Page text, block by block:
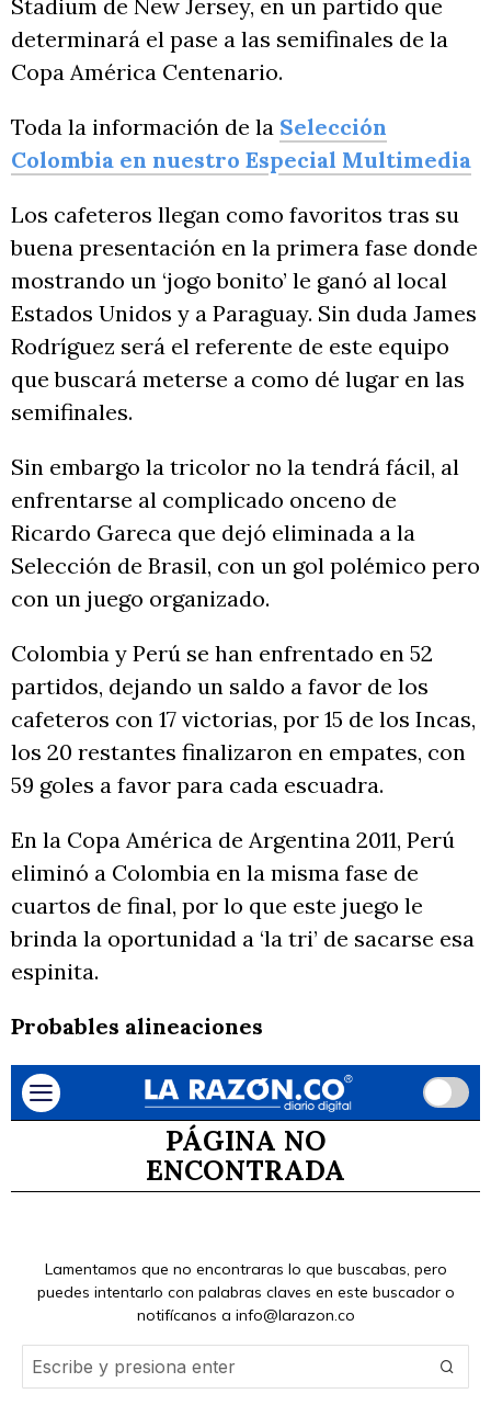
Stadium de New Jersey, en un partido que
determinará el pase a las semifinales de la
Copa América Centenario.
Toda la información de la Selección
Colombia en nuestro Especial Multimedia
Los cafeteros llegan como favoritos tras su
buena presentación en la primera fase donde
mostrando un ‘jogo bonito’ le ganó al local
Estados Unidos y a Paraguay. Sin duda James
Rodríguez será el referente de este equipo
que buscará meterse a como dé lugar en las
semifinales.
Sin embargo la tricolor no la tendrá fácil, al
enfrentarse al complicado onceno de
Ricardo Gareca que dejó eliminada a la
Selección de Brasil, con un gol polémico pero
con un juego organizado.
Colombia y Perú se han enfrentado en 52
partidos, dejando un saldo a favor de los
cafeteros con 17 victorias, por 15 de los Incas,
los 20 restantes finalizaron en empates, con
59 goles a favor para cada escuadra.
En la Copa América de Argentina 2011, Perú
eliminó a Colombia en la misma fase de
cuartos de final, por lo que este juego le
brinda la oportunidad a ‘la tri’ de sacarse esa
espinita.
Probables alineaciones